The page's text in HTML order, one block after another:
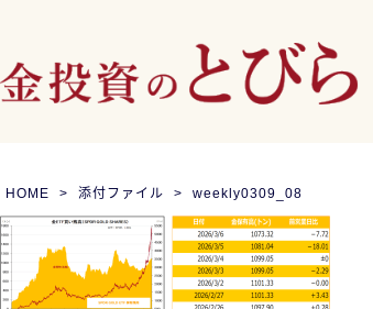
HOME 添付ファイル weekly0309_08